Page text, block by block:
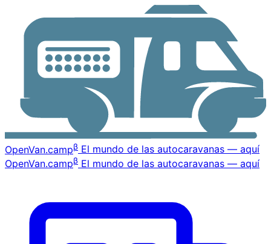
OpenVan.campβ El mundo de las autocaravanas — aquí
OpenVan.campβ El mundo de las autocaravanas — aquí